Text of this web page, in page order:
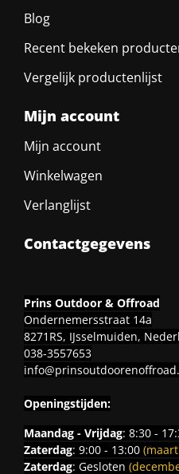
Blog
Recent bekeken
Vergelijk productenlijst
Mijn account
Mijn account
Winkelwagen
Verlanglijst
Contactgegevens
Prins Outdoor & Offroad
Ondernemersstraat 14a
8271RS, IJsselmuiden,
038-3557653
Openingstijden:
Maandag - Vrijdag: 8:30 -
Zaterdag: 9:00 - 13:00
Zaterdag: Gesloten